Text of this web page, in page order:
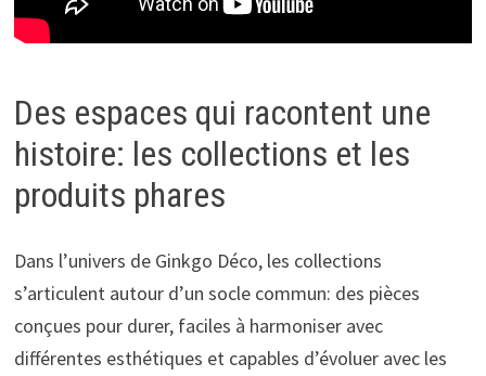
Des espaces qui racontent une
histoire: les collections et les
produits phares
Dans l’univers de Ginkgo Déco, les collections
s’articulent autour d’un socle commun: des pièces
conçues pour durer, faciles à harmoniser avec
différentes esthétiques et capables d’évoluer avec les